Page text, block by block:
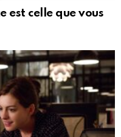
est celle que vous